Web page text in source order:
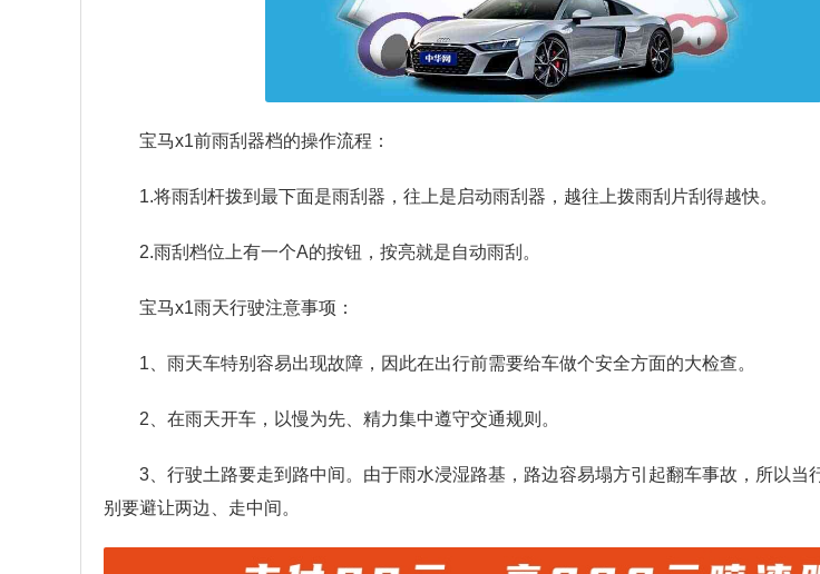
宝马x1前雨刮器档的操作流程：
1.将雨刮杆拨到最下面是雨刮器，往上是启动雨刮器，越往上拨雨刮片刮得越快。
2.雨刮档位上有一个A的按钮，按亮就是自动雨刮。
宝马x1雨天行驶注意事项：
1、雨天车特别容易出现故障，因此在出行前需要给车做个安全方面的大检查。
2、在雨天开车，以慢为先、精力集中遵守交通规则。
3、行驶土路要走到路中间。由于雨水浸湿路基，路边容易塌方引起翻车事故，所以当
别要避让两边、走中间。